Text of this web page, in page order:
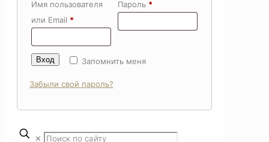
Имя пользователя
или Email *
Пароль *
Запомнить меня
Вход
Забыли свой пароль?
✕